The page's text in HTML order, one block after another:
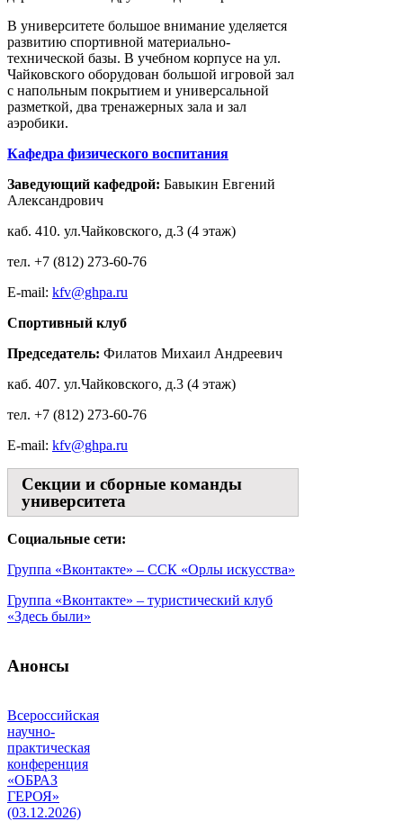
В университете большое внимание уделяется
развитию спортивной материально-
технической базы. В учебном корпусе на ул.
Чайковского оборудован большой игровой зал
с напольным покрытием и универсальной
разметкой, два тренажерных зала и зал
аэробики.
Кафедра физического воспитания
Заведующий кафедрой: Бавыкин Евгений
Александрович
каб. 410. ул.Чайковского, д.3 (4 этаж)
тел. +7 (812) 273-60-76
E-mail: kfv@ghpa.ru
Спортивный клуб
Председатель: Филатов Михаил Андреевич
каб. 407. ул.Чайковского, д.3 (4 этаж)
тел. +7 (812) 273-60-76
E-mail: kfv@ghpa.ru
Секции и сборные команды
университета
Социальные сети:
Группа «Вконтакте» – ССК «Орлы искусства»
Группа «Вконтакте» – туристический клуб
«Здесь были»
Анонсы
Всероссийская
научно-
практическая
конференция
«ОБРАЗ
ГЕРОЯ»
(03.12.2026)